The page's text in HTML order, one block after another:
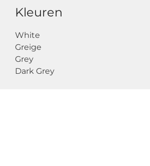
Kleuren
White
Greige
Grey
Dark Grey